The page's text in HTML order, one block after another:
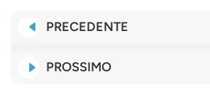
PRECEDENTE
PROSSIMO